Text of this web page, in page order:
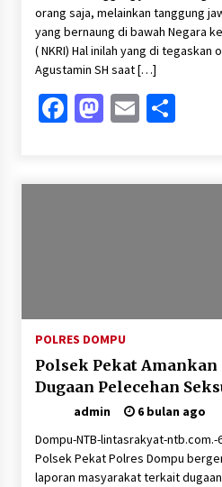
orang saja, melainkan tanggung
yang bernaung di bawah Negara
( NKRI) Hal inilah yang di tegaskan
Agustamin SH saat […]
Facebook
Mastodon
Email
POLRES DOMPU
Polsek Pekat Amankan
Dugaan Pelecehan
admin
6 bulan ago
Dompu-NTB-lintasrakyat-ntb.com.-
Polsek Pekat Polres Dompu
laporan masyarakat terkait